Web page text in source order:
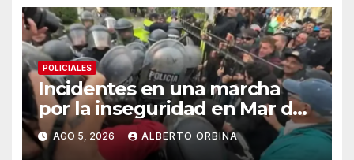
POLICIALES
Incidentes en una marcha
por la inseguridad en Mar del
Plata: vecinos piden que
cambien la cúpula policial
AGO 5, 2026 ALBERTO ORBINA